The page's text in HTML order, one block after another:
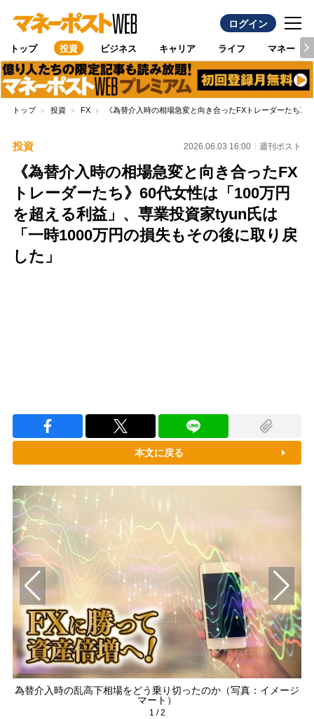
ログイン
トップ 投資 ビジネス キャリア ライフ マネー
トップ 投資 FX 《為替介入時の相場急変と向き合ったFXトレーダーたち
投資 2026.06.03 16:00 週刊ポスト
《為替介入時の相場急変と向き合ったFX
トレーダーたち》60代女性は「100万円
を超える利益」、専業投資家tyun氏は
「一時1000万円の損失もその後に取り戻
した」
本文に戻る
為替介入時の乱高下相場をどう乗り切ったのか（写真：イメージ
マート）
1 /2